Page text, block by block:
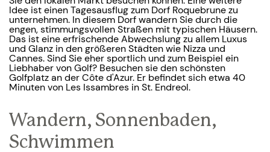
Idee ist einen Tagesausflug zum Dorf Roquebrune zu
unternehmen. In diesem Dorf wandern Sie durch die
engen, stimmungsvollen Straßen mit typischen Häusern.
Das ist eine erfrischende Abwechslung zu allem Luxus
und Glanz in den größeren Städten wie Nizza und
Cannes. Sind Sie eher sportlich und zum Beispiel ein
Liebhaber von Golf? Besuchen sie den schönsten
Golfplatz an der Côte d'Azur. Er befindet sich etwa 40
Minuten von Les Issambres in St. Endreol.
Wandern, Sonnenbaden,
Schwimmen